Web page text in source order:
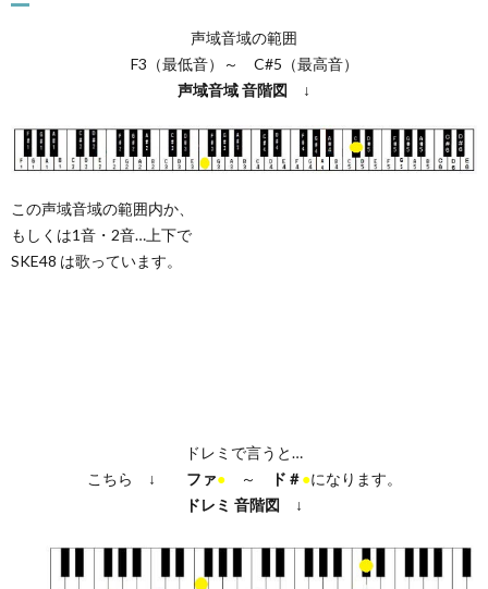
声域音域の範囲
F3（最低音）～ C#5（最高音）
声域音域音階図 ↓
この声域音域の範囲内か、
もしくは1音・2音…上下で
SKE48 は歌っています。
ドレミで言うと…
こちら ↓ ファ●～ ド＃●になります。
ドレミ 音階図 ↓